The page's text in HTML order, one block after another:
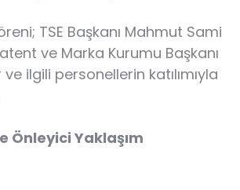
TSE Başkanı Mahmut Sami
ve Marka Kurumu Başkanı
ilgili personellerin katılımıyla
Önleyici Yaklaşım